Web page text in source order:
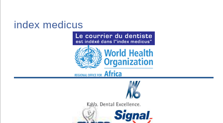
index medicus